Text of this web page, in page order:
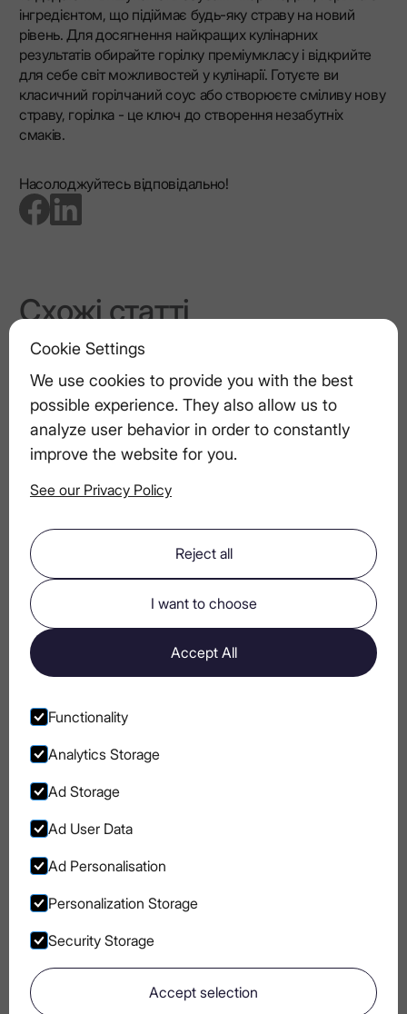
Cookie Settings
We use cookies to provide you with the best
possible experience. They also allow us to
analyze user behavior in order to constantly
improve the website for you.
See our Privacy Policy
Reject all
I want to choose
Accept All
Functionality
Analytics Storage
Ad Storage
Ad User Data
Ad Personalisation
Personalization Storage
Security Storage
Accept selection
інгредієнтом, що підіймає будь-яку страву на новий
рівень. Для досягнення найкращих кулінарних
результатів обирайте горілку преміумкласу і відкрийте
для себе світ можливостей у кулінарії. Готуєте ви
класичний горілчаний соус або створюєте сміливу нову
страву, горілка - це ключ до створення незабутніх
смаків.
Насолоджуйтесь відповідально!
go to facebook page go to linkedin page
Схожі статті
Закулісся: Створення LEX by Nemiroff
Мистецтво фуд-пейрінгу. Поєднання
горілки з вишуканою їжею.
Поєднання горілчаних напоїв з
Як приготувати цукровий сироп для
коктейлів
Культові коктейлі з горілкою: класика,
БЛОГ